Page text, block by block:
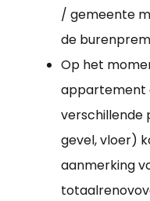
/ gemeente
de
Op het
appartement
verschillende
gevel, vloer)
aanmerking